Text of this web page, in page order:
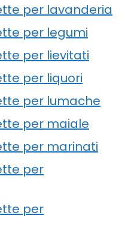
per lavanderia
per legumi
per lievitati
per liquori
per lumache
per maiale
per marinati
per
per